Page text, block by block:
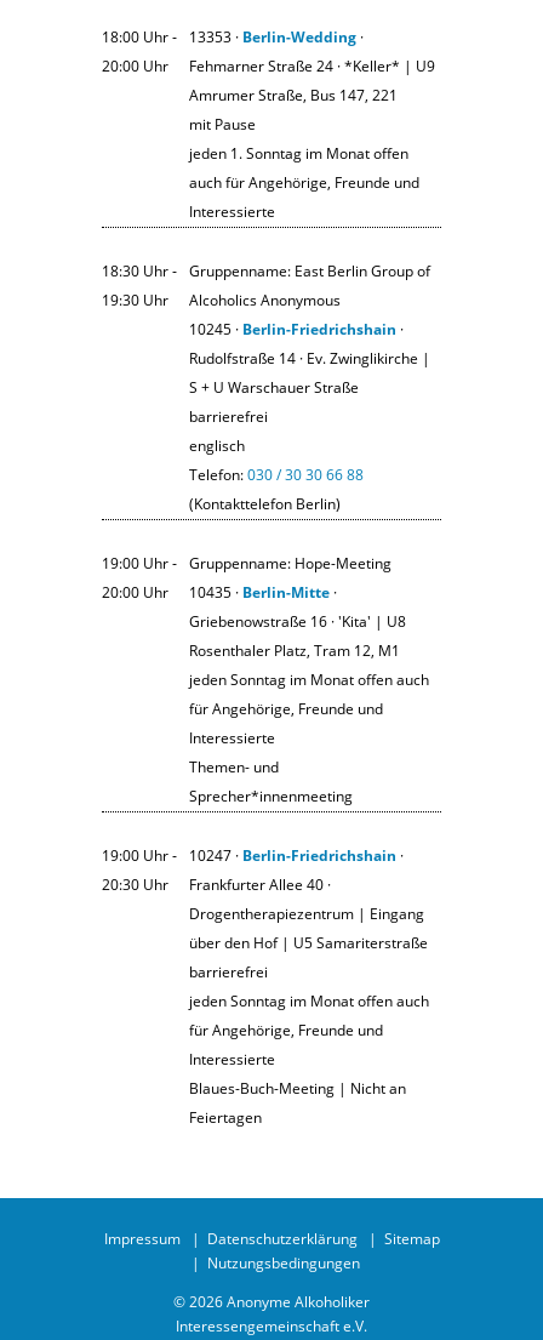
18:00 Uhr ‐
20:00 Uhr
13353 · Berlin-Wedding ·
Fehmarner Straße 24 · *Keller* | U9
Amrumer Straße, Bus 147, 221
mit Pause
jeden 1. Sonntag im Monat offen
auch für Angehörige, Freunde und
Interessierte
18:30 Uhr ‐
19:30 Uhr
Gruppenname: East Berlin Group of
Alcoholics Anonymous
10245 · Berlin-Friedrichshain ·
Rudolfstraße 14 · Ev. Zwinglikirche |
S + U Warschauer Straße
barrierefrei
englisch
Telefon:030 / 30 30 66 88
(Kontakttelefon Berlin)
19:00 Uhr ‐
20:00 Uhr
Gruppenname: Hope-Meeting
10435 · Berlin-Mitte ·
Griebenowstraße 16 · 'Kita' | U8
Rosenthaler Platz, Tram 12, M1
jeden Sonntag im Monat offen auch
für Angehörige, Freunde und
Interessierte
Themen- und
Sprecher*innenmeeting
19:00 Uhr ‐
20:30 Uhr
10247 · Berlin-Friedrichshain ·
Frankfurter Allee 40 ·
Drogentherapiezentrum | Eingang
über den Hof | U5 Samariterstraße
barrierefrei
jeden Sonntag im Monat offen auch
für Angehörige, Freunde und
Interessierte
Blaues-Buch-Meeting | Nicht an
Feiertagen
Impressum Datenschutzerklärung
Sitemap
Nutzungsbedingungen
© 2026 Anonyme Alkoholiker
Interessengemeinschaft e.V.